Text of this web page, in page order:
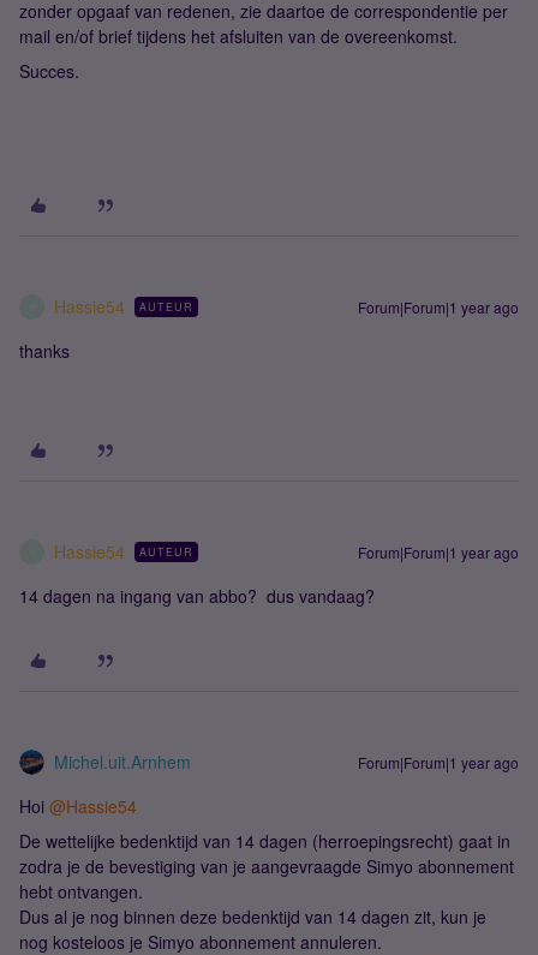
zonder opgaaf van redenen, zie daartoe de correspondentie per
mail en/of brief tijdens het afsluiten van de overeenkomst.
Succes.
Hassie54 AUTEUR Forum|Forum|1 year ago
thanks
Hassie54 AUTEUR Forum|Forum|1 year ago
14 dagen na ingang van abbo? dus vandaag?
Michel.uit.Arnhem Forum|Forum|1 year ago
Hoi @Hassie54
De wettelijke bedenktijd van 14 dagen (herroepingsrecht) gaat in
zodra je de bevestiging van je aangevraagde Simyo abonnement
hebt ontvangen.
Dus al je nog binnen deze bedenktijd van 14 dagen zit, kun je
nog kosteloos je Simyo abonnement annuleren.